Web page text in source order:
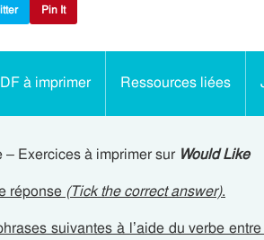
Pin It
à imprimer Ressources liées
– Exercices à imprimer sur Would Like
réponse (Tick the correct answer).
suivantes à l’aide du verbe